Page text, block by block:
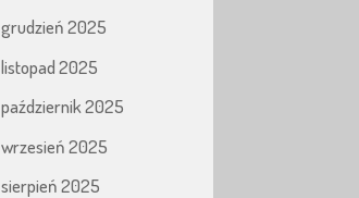
grudzień 2025
listopad 2025
październik 2025
wrzesień 2025
sierpień 2025